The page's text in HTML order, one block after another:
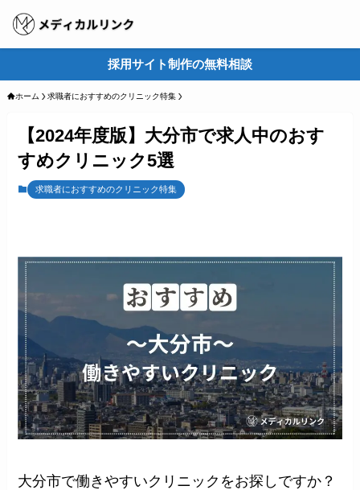
採用サイト制作の無料相談
ホーム 求職者におすすめのクリニック特集
【2024年度版】大分市で求人中のおす
すめクリニック5選
求職者におすすめのクリニック特集
大分市で働きやすいクリニックをお探しですか？